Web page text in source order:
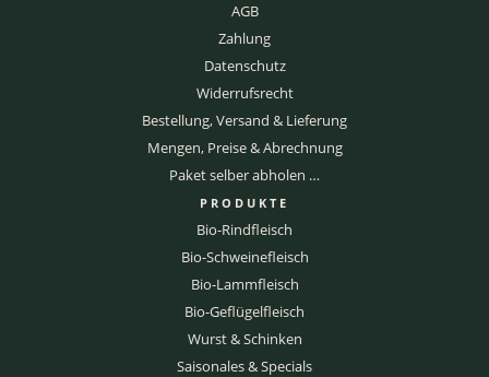
AGB
Zahlung
Datenschutz
Widerrufsrecht
Bestellung, Versand & Lieferung
Mengen, Preise & Abrechnung
Paket selber abholen …
PRODUKTE
Bio-Rindfleisch
Bio-Schweinefleisch
Bio-Lammfleisch
Bio-Geflügelfleisch
Wurst & Schinken
Saisonales & Specials